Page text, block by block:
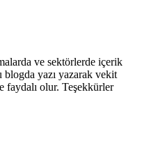
ve sektörlerde içerik
yazı yazarak vekit
faydalı olur. Teşekkürler